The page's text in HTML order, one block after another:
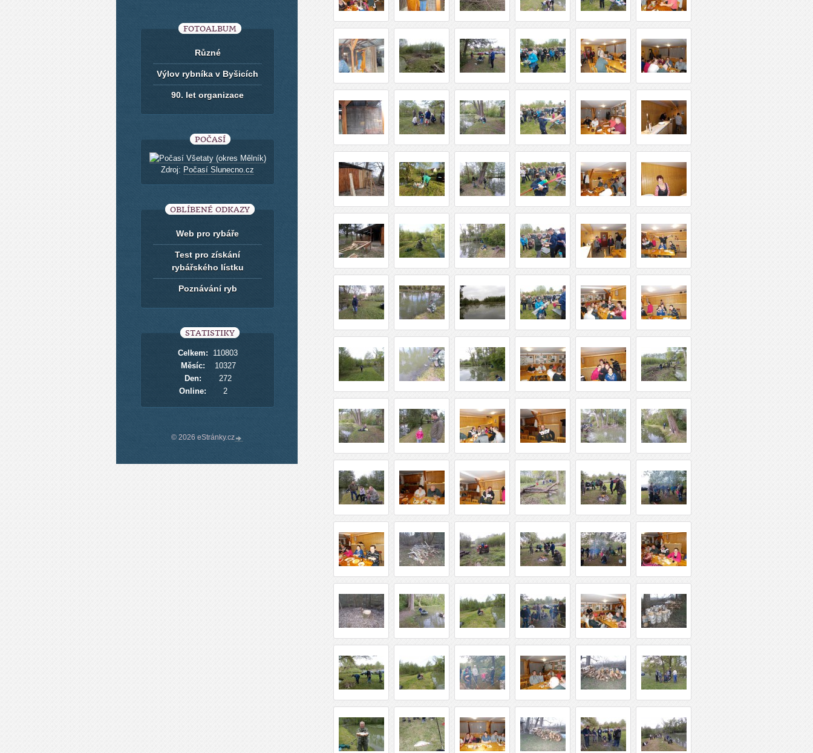
FOTOALBUM
Různé
Výlov rybníka v Byšicích
90. let organizace
POČASÍ
Zdroj: Počasí Slunecno.cz
OBLÍBENÉ ODKAZY
Web pro rybáře
Test pro získání
rybářského lístku
Poznávání ryb
STATISTIKY
Online: 2
Celkem:
110803
Měsíc:
10327
Den:
272
© 2026 eStránky.cz